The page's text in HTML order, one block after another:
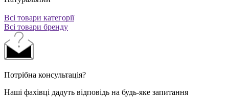
Всі товари категорії
Всі товари бренду
Потрібна консультація?
Наші фахівці дадуть відповідь на будь-яке запитання